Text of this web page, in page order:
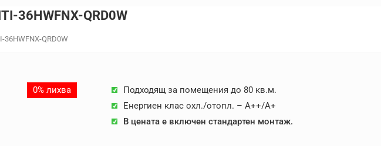
QRD0W
QRD0W
0% лихва
Подходящ за помещения до 80 кв.м.
Енергиен клас охл./отопл. – A++/A+
В цената е включен стандартен монтаж.